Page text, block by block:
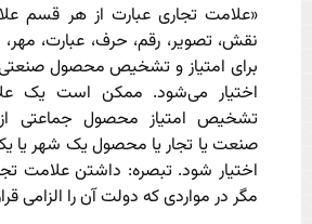
«علامت تجاری عبارت از هر قسم
نقش، تصویر، رقم، حرف، عبارت،
برای امتیاز و تشخیص محصول
اختیار می‌شود. ممکن است یک
تشخیص امتیاز محصول جماعتی از
صنعت یا تجار یا محصول یک شهر یا
اختیار شود. تبصره: داشتن علامت
مگر در مواردی که دولت آن را الزامی